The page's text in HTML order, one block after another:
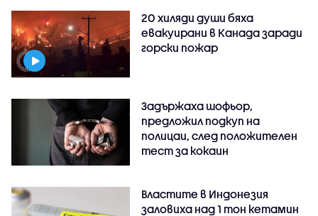
20 хиляди души бяха
евакуирани в Канада заради
горски пожар
Задържаха шофьор,
предложил подкуп на
полицаи, след положителен
тест за кокаин
Властите в Индонезия
заловиха над 1 тон кетамин